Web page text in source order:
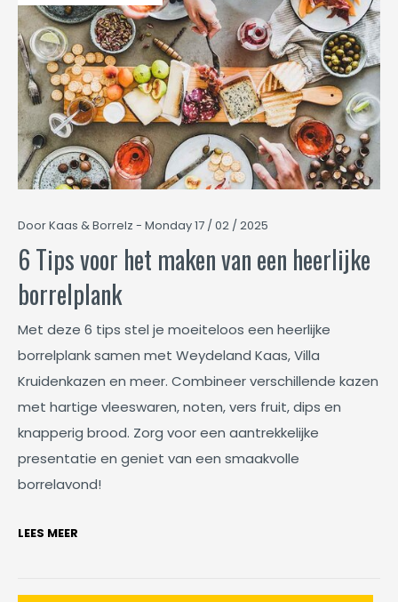
Door Kaas & Borrelz - Monday 17 / 02 / 2025
6 Tips voor het maken van een heerlijke
borrelplank
Met deze 6 tips stel je moeiteloos een heerlijke
borrelplank samen met Weydeland Kaas, Villa
Kruidenkazen en meer. Combineer verschillende kazen
met hartige vleeswaren, noten, vers fruit, dips en
knapperig brood. Zorg voor een aantrekkelijke
presentatie en geniet van een smaakvolle
borrelavond!
LEES MEER